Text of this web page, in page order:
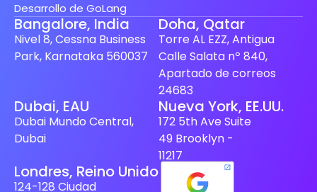
Desarrollo de GoLang
Bangalore, India
Nivel 8, Cessna Business
Park, Karnataka 560037
Doha, Qatar
Torre AL EZZ, Antigua
Calle Salata nº 840,
Apartado de correos
24683
Dubai, EAU
Dubai Mundo Central,
Dubai
Nueva York, EE.UU.
172 5th Ave Suite
49 Brooklyn -
11217
Londres, Reino Unido
124-128 Ciudad
Japanese
Swedish
Finnish